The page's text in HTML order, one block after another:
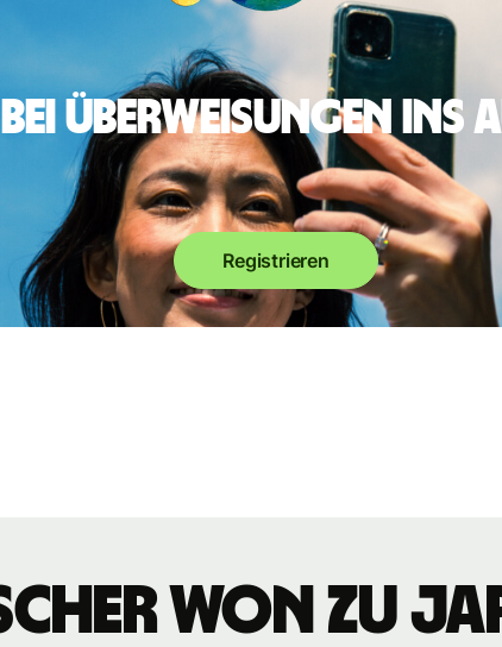
Überweisungen ins
Registrieren
Won zu